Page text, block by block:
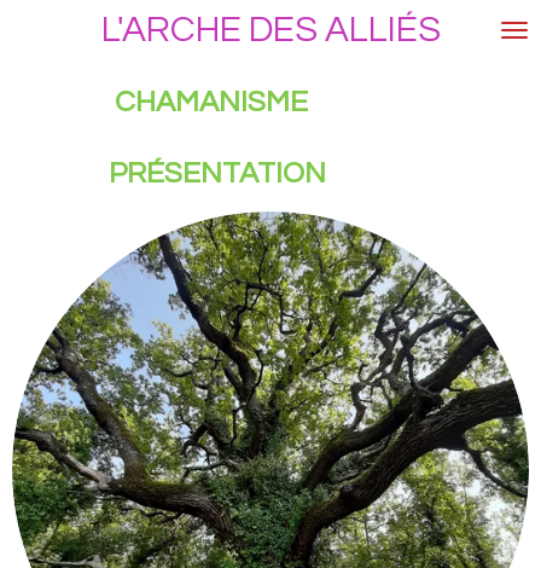
L'ARCHE DES ALLIÉS
CHAMANISME
PRÉSENTATION